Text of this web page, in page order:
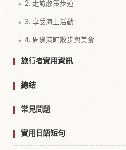
2. 走訪散策步道
3. 享受海上活動
4. 周邊港町散步與美食
旅行者實用資訊
總結
常見問題
實用日語短句